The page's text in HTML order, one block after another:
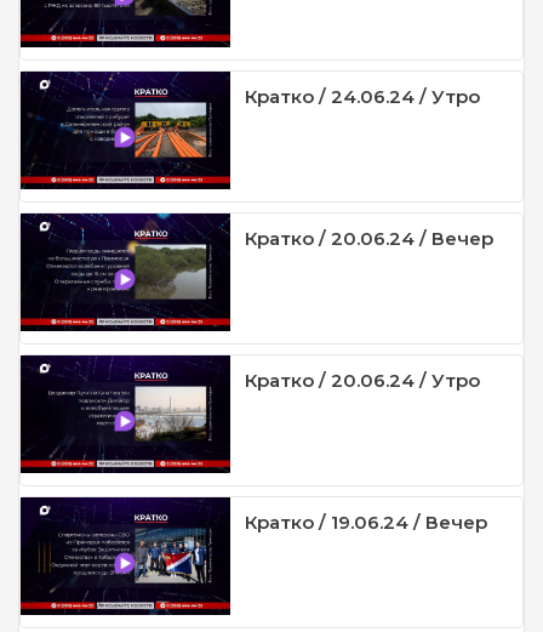
Кратко / 24.06.24 / Утро
Кратко / 20.06.24 / Вечер
Кратко / 20.06.24 / Утро
Кратко / 19.06.24 / Вечер